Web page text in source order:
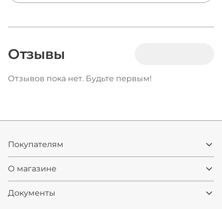
Отзывы
Отзывов пока нет. Будьте первым!
Покупателям
О магазине
Документы